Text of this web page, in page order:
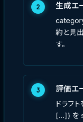
2 生成エ
約と見
す。
3 評価エ
ドラフ
[...]} を